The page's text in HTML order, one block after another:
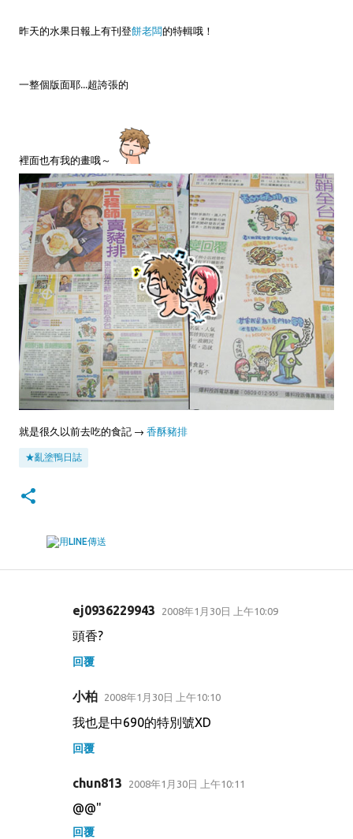
昨天的水果日報上有刊登餅老闆的特輯哦！
一整個版面耶...超誇張的
裡面也有我的畫哦～
就是很久以前去吃的食記 → 香酥豬排
★亂塗鴨日誌
ej0936229943 2008年1月30日 上午10:09
頭香?
回覆
小柏 2008年1月30日 上午10:10
我也是中690的特別號XD
回覆
chun813 2008年1月30日 上午10:11
@@"
回覆